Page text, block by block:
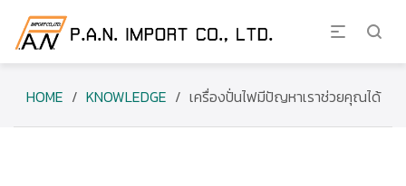
HOME / KNOWLEDGE / เครื่องปั่นไฟมีปัญหาเราช่วยคุณได้